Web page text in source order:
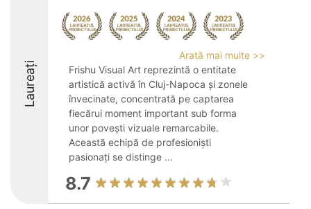
Laureați
Arată mai multe >>
Frishu Visual Art reprezintă o entitate
artistică activă în Cluj-Napoca și zonele
învecinate, concentrată pe captarea
fiecărui moment important sub forma
unor povești vizuale remarcabile.
Această echipă de profesioniști
pasionați se distinge ...
8.7